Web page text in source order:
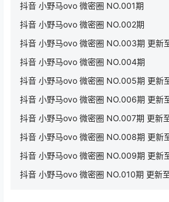
抖音 小野马ovo 微密圈 NO.001期
抖音 小野马ovo 微密圈 NO.002期
抖音 小野马ovo 微密圈 NO.003期 更新
抖音 小野马ovo 微密圈 NO.004期
抖音 小野马ovo 微密圈 NO.005期 更新
抖音 小野马ovo 微密圈 NO.006期 更新
抖音 小野马ovo 微密圈 NO.007期 更新
抖音 小野马ovo 微密圈 NO.008期 更新
抖音 小野马ovo 微密圈 NO.009期 更新
抖音 小野马ovo 微密圈 NO.010期 更新